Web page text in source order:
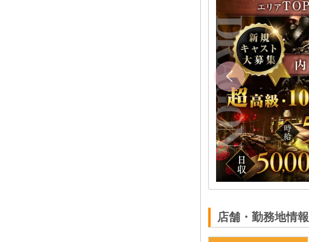
店舗・勤務地情報